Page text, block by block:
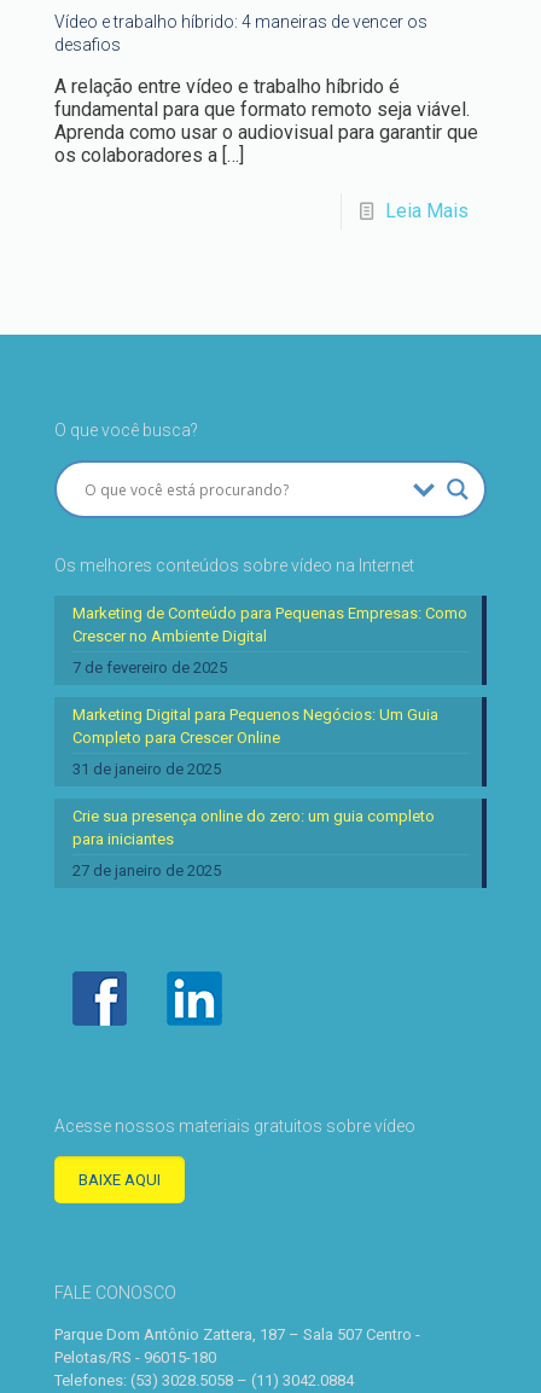
Vídeo e trabalho híbrido: 4 maneiras de vencer os
desafios
A relação entre vídeo e trabalho híbrido é
fundamental para que formato remoto seja viável.
Aprenda como usar o audiovisual para garantir que
os colaboradores a […]
Leia Mais
O que você busca?
Os melhores conteúdos sobre vídeo na Internet
Marketing de Conteúdo para Pequenas Empresas: Como
Crescer no Ambiente Digital
7 de fevereiro de 2025
Marketing Digital para Pequenos Negócios: Um Guia
Completo para Crescer Online
31 de janeiro de 2025
Crie sua presença online do zero: um guia completo
para iniciantes
27 de janeiro de 2025
Acesse nossos materiais gratuitos sobre vídeo
BAIXE AQUI
FALE CONOSCO
Parque Dom Antônio Zattera, 187 – Sala 507 Centro -
Pelotas/RS - 96015-180
Telefones: (53) 3028.5058 – (11) 3042.0884